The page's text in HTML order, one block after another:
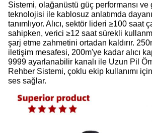
Sistemi, olağanüstü güç performansı ve
teknolojisi ile kablosuz anlatımda
tanımlıyor. Alıcı, sektör lideri ≥100 saat
sahipken, verici ≥12 saat sürekli
şarj etme zahmetini ortadan kaldırır.
iletişim mesafesi, 200m'ye kadar alıcı
9999 ayarlanabilir kanalı ile Uzun Pil
Rehber Sistemi, çoklu ekip kullanımı
ses sağlar.